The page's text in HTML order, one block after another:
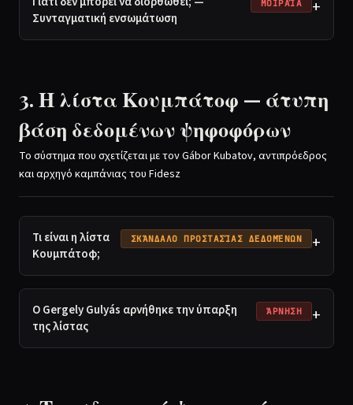
Συνταγματική ενσωμάτωση
ΜΟΙΡΑΊΑ +
3. Η λίστα Κουμπάτοφ — άτυπη
βάση δεδομένων ψηφοφόρων
Το σύστημα που σχετίζεται με τον Gábor Kubatov, αντιπρόεδρος
και αρχηγό καμπάνιας του Fidesz
Τι είναι η λίστα
Κουμπάτοφ;
ΣΚΆΝΔΑΛΟ ΠΡΟΣΤΑΣΊΑΣ ΔΕΔΟΜΈΝΩΝ +
Ο Gergely Gulyás αρνήθηκε την ύπαρξη
της λίστας
ΆΡΝΗΣΗ +